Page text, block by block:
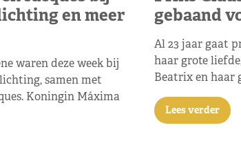
en meer
waren deze week bij
samen met
Koningin Máxima
gebaand
Al 23 jaar gaat
haar grote
Beatrix en haar
Lees verder